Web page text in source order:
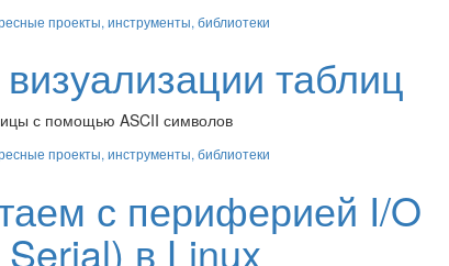
проекты, инструменты, библиотеки
таблиц
с помощью ASCII символов
проекты, инструменты, библиотеки
с периферией I/O
в Linux